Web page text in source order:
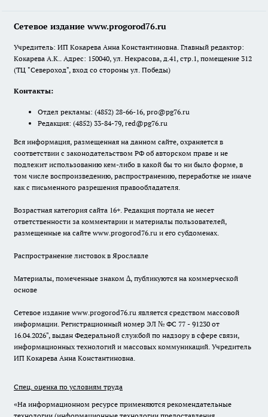
Сетевое издание www.progorod76.ru
Учредитель: ИП Кокарева Анна Константиновна. Главный редактор:
Кокарева А.К.. Адрес: 150040, ул. Некрасова, д.41, стр.1, помещение 312
(ТЦ "Североход", вход со стороны ул. Победы)
Контакты:
Отдел рекламы: (4852) 28-66-16, pro@pg76.ru
Редакция: (4852) 33-84-79, red@pg76.ru
Вся информация, размещенная на данном сайте, охраняется в
соответствии с законодательством РФ об авторском праве и не
подлежит использованию кем-либо в какой бы то ни было форме, в
том числе воспроизведению, распространению, переработке не иначе
как с письменного разрешения правообладателя.
Возрастная категория сайта 16+. Редакция портала не несет
ответственности за комментарии и материалы пользователей,
размещенные на сайте www.progorod76.ru и его субдоменах.
Распространение листовок в Ярославле
Материалы, помеченные знаком ∆, публикуются на коммерческой
основе
Сетевое издание www.progorod76.ru является средством массовой
информации. Регистрационный номер ЭЛ № ФС 77 - 91230 от
16.04.2026", выдан Федеральной службой по надзору в сфере связи,
информационных технологий и массовых коммуникаций. Учредитель
ИП Кокарева Анна Константиновна.
Спец. оценка по условиям труда
«На информационном ресурсе применяются рекомендательные